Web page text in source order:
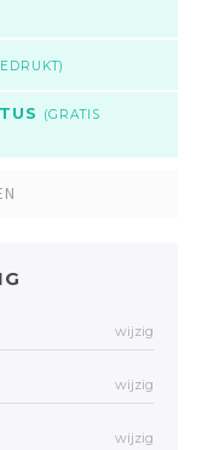
(GRATIS
wijzig
wijzig
wijzig